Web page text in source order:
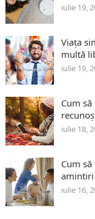
iulie 19,
Viața
multă
iulie 19,
Cum
iulie 18,
Cum
amintiri
iulie 16,